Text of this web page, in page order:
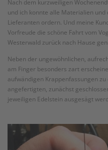
Nach dem kurzweiligen
und ich konnte alle Materialien
Lieferanten ordern. Und meine
Vorfreude die schöne Fahrt vom
Westerwald zurück nach Hause
Neben der ungewöhnlichen,
am Finger besonders zart
aufwändigen Krappenfassungen
angefertigten, zunächst
jeweiligen Edelstein ausgesägt